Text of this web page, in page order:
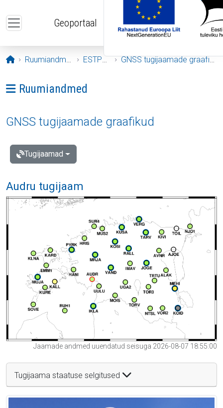
Geoportaal
Avaleht
Ruumiandmed ESTPOS GNSS tugijaamade graafikud
Ava menüü: Ruumiandmed
Ruumiandmed
GNSS tugijaamade graafikud
Tugijaamad
Audru tugijaam
Jaamade andmed uuendatud seisuga 2026-08-07 18:55:00
Tugijaama staatuse selgitused